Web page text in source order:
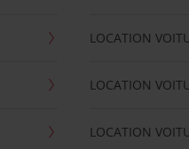
LOCATION
LOCATION
LOCATION